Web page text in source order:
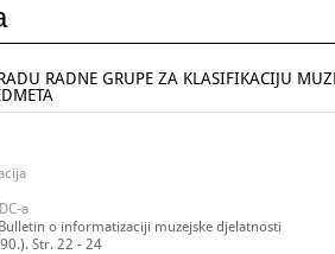
RADNE GRUPE ZA KLASIFIKACIJU
a
Bulletin o informatizaciji muzejske djelatnosti
Str. 22 - 24